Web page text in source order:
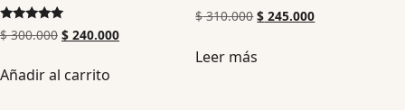
Valorado en
5.00
$300.000 $ 240.000
Añadir al carrito
$310.000 $ 245.000
Leer más